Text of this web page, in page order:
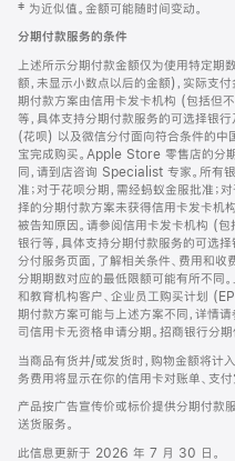
页
页
脚
注
‡ 为近似值。金额可能随时间变动。
分期付款服务的条件
上述所示分期付款金额仅为使用特定
额，未显示小数点以后的金额)，实际支
期付款方案由信用卡发卡机构 (包括但
等，具体支持分期付款服务的可选择银
(花呗) 以及微信分付面向符合条件的中
宝完成购买。Apple Store 零售店的
同，请到店咨询 Specialist 专家。所有
准；对于花呗分期，需经蚂蚁金服批准；
择的分期付款方案未获得信用卡发卡机
被告知原因。请参阅信用卡发卡机构 (包
银行等，具体支持分期付款服务的可选
分付服务页面，了解相关条件、费用和收
分期期数对应的最低限额可能有所不同
和教育机构客户、企业员工购买计划
期付款方案可能与上述方案不同，详情
司信用卡无资格申请分期。招商银行分
当商品有货并/或发货时，购物金额将计
务费用将显示在你的信用卡对账单、支付
产品按广告宣传价或标价提供分期付款
送货服务。
此信息更新于 2026 年 7 月 30 日。